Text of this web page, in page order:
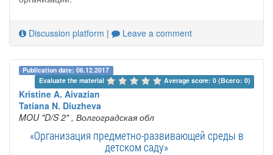
Discussion platform | Leave a comment
Publication date: 06.12.2017
Evaluate the material
Average score: 0 (Всего: 0)
Kristine A. Aivazian
Tatiana N. Diuzheva
MOU "D/S 2" , Волгоградская обл
«Организация предметно-развивающей среды в
детском саду»